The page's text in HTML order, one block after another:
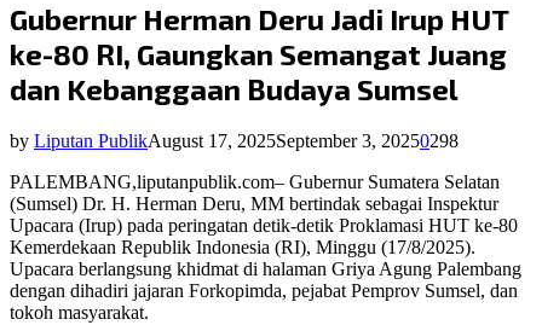
Gubernur Herman Deru Jadi Irup HUT
ke-80 RI, Gaungkan Semangat Juang
dan Kebanggaan Budaya Sumsel
by Liputan PublikAugust 17, 2025September 3, 20250298
PALEMBANG,liputanpublik.com– Gubernur Sumatera Selatan
(Sumsel) Dr. H. Herman Deru, MM bertindak sebagai Inspektur
Upacara (Irup) pada peringatan detik-detik Proklamasi HUT ke-80
Kemerdekaan Republik Indonesia (RI), Minggu (17/8/2025).
Upacara berlangsung khidmat di halaman Griya Agung Palembang
dengan dihadiri jajaran Forkopimda, pejabat Pemprov Sumsel, dan
tokoh masyarakat.